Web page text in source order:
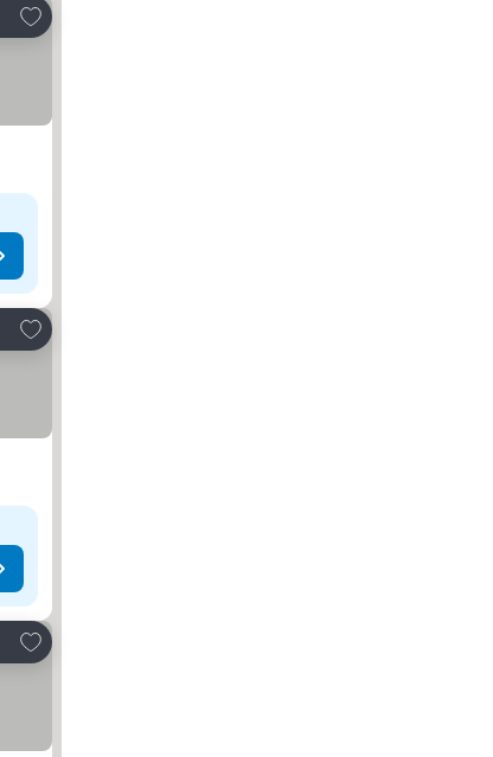
Dodati u favorite
Dodati u favorite
Dodati u favorite